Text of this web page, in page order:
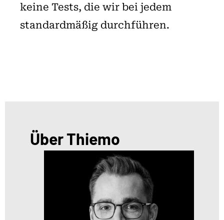
keine Tests, die wir bei jedem
standardmäßig durchführen.
Über Thiemo